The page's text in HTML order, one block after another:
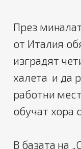
През
от Италия
изградят
халета и да
работни
обучат хора
В базата на